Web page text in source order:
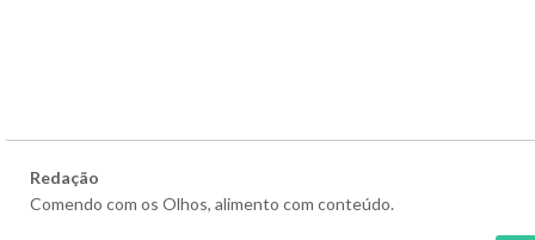
Redação
Comendo com os Olhos, alimento com conteúdo.